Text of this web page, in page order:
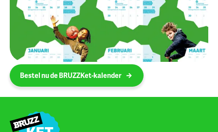
Bestel nu de BRUZZKet-kalender